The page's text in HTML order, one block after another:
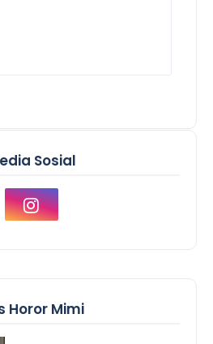
Sosial
Horor Mimi